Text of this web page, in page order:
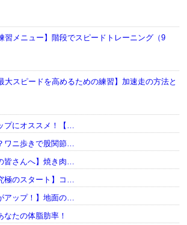
練習メニュー】階段でスピードトレーニング（9
最大スピードを高めるための練習】加速走の方法と
プにオススメ！【…
ワニ歩きで股関節…
皆さんへ】焼き肉…
極のスタート】コ…
アップ！】地面の…
なたの体脂肪率！